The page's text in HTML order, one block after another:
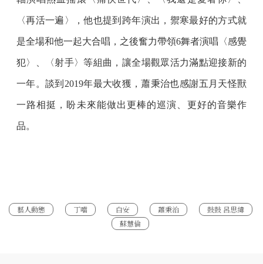
〈再活一遍〉，他也提到跨年演出，禦寒最好的方式就
是全場和他一起大合唱，之後奮力帶領6舞者演唱〈感覺
犯〉、〈射手〉等組曲，讓全場觀眾活力滿點迎接新的
一年。談到2019年最大收獲，蕭秉治也感謝五月天怪獸
一路相挺，盼未來能做出更棒的巡演、更好的音樂作
品。
藝人動態 丁噹 白安 蕭秉治
鼓鼓 呂思緯
蘇慧倫